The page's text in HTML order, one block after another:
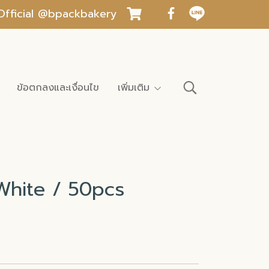
@bpackbakery
ข้อตกลงและเงื่อนไข เพิ่มเติม
/ 50pcs